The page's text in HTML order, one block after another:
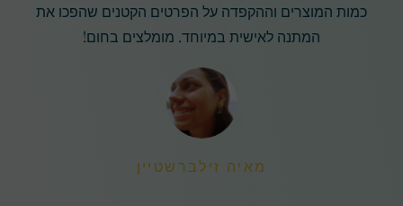
כמות המוצרים וההקפדה על הפרטים הקטנים שהפכו את
המתנה לאישית במיוחד. מומלצים בחום!
מאיה זילברשטיין